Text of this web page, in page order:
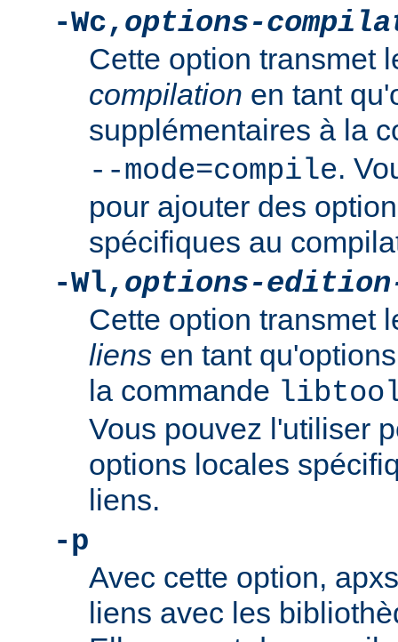
-Wc, options-
Cette option transmet
compilation en tant
supplémentaires à la
--mode=compile.
pour ajouter des
spécifiques au
-Wl, options-
Cette option transmet
liens en tant
la commande libtool
Vous pouvez l'utiliser
options locales
liens.
-p
Avec cette option,
liens avec les